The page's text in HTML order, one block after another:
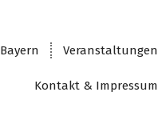
Bayern Veranstaltungen
Kontakt & Impressum